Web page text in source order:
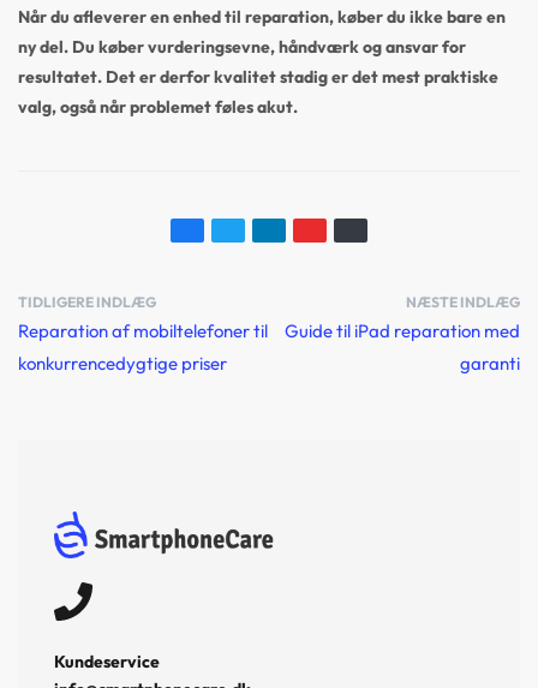
Når du afleverer en enhed til reparation, køber du ikke bare en
ny del. Du køber vurderingsevne, håndværk og ansvar for
resultatet. Det er derfor kvalitet stadig er det mest praktiske
valg, også når problemet føles akut.
TIDLIGERE INDLÆG
Reparation af mobiltelefoner til
konkurrencedygtige priser
NÆSTE INDLÆG
Guide til iPad reparation med
garanti
Kundeservice